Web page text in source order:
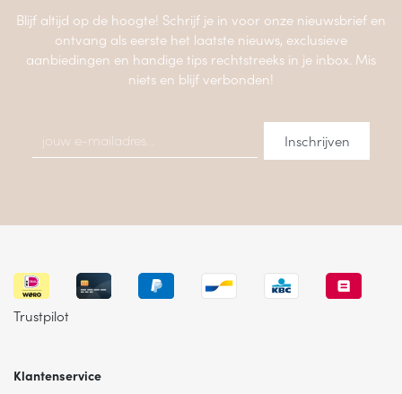
Blijf altijd op de hoogte! Schrijf je in voor onze nieuwsbrief en
ontvang als eerste het laatste nieuws, exclusieve
aanbiedingen en handige tips rechtstreeks in je inbox. Mis
niets en blijf verbonden!
Trustpilot
Klantenservice